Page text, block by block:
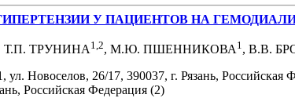
У ПАЦИЕНТОВ НА
Т.П. ТРУНИНА 1,2, М.Ю. ПШЕННИКОВА 1 , В.В.
Новоселов, 26/17, 390037, г. Рязань,
Российская Федерация (2)